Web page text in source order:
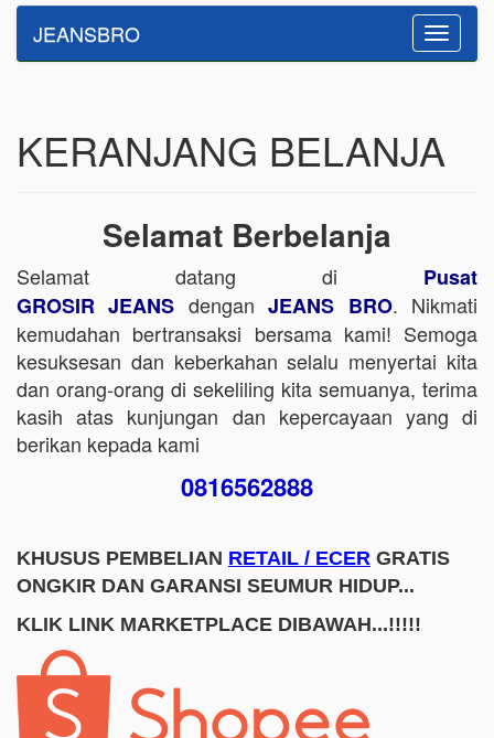
Toggle
JEANSBRO
KERANJANG BELANJA
Selamat Berbelanja
Selamat datang di Pusat
GROSIR JEANS denganJEANS BRO. Nikmati
kemudahan bertransaksi bersama kami! Semoga
kesuksesan dan keberkahan selalu menyertai kita
dan orang-orang di sekeliling kita semuanya, terima
kasih atas kunjungan dan kepercayaan yang di
berikan kepada kami
0816562888
KHUSUS PEMBELIAN RETAIL / ECER GRATIS
ONGKIR DAN GARANSI SEUMUR HIDUP...
KLIK LINK MARKETPLACE DIBAWAH...!!!!!